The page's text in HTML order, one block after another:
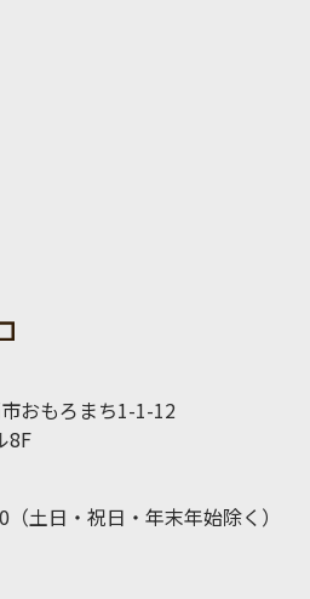
おもろまち1-1-12
8F
土日・祝日・年末年始除く）